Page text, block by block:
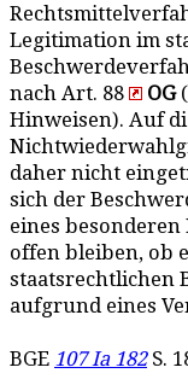
Legitimation im
nach Art. 88
OG
Hinweisen). Auf
daher nicht
sich der
eines
offen bleiben, ob
staatsrechtlichen
aufgrund eines
BGE 107 Ia 182S.